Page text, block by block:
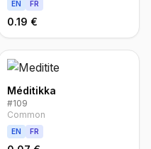
EN FR
0.19 €
Méditikka
#109
Common
EN FR